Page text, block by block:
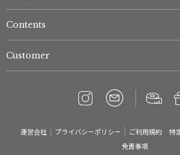
Contents
Customer
運営会社 プライバシーポリシー ご利用規約
特
免責事項